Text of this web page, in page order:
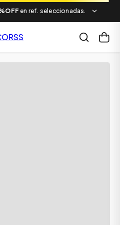
en ref. seleccionadas.